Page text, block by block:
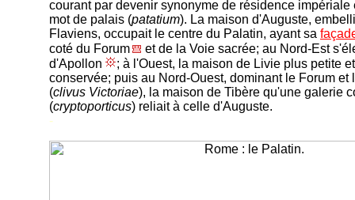
courant par devenir synonyme de résidence impériale
mot de palais (patatium). La maison d'Auguste,
Flaviens, occupait le centre du Palatin, ayant sa
coté du Forum
et de la Voie sacrée; au Nord-Est
d'Apollon
; à l'Ouest, la maison de Livie plus petite
conservée; puis au Nord-Ouest, dominant le Forum et
(clivus Victoriae), la maison de Tibère qu'une galerie
(cryptoporticus) reliait à celle d'Auguste.
-